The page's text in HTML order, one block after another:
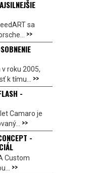
sa
>>
roku 2005,
k tímu... >>
-
Camaro je
>>
-
Custom
>>